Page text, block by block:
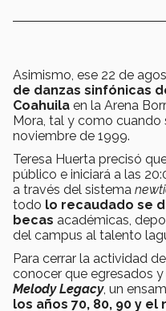
Asimismo, ese 22 de
de danzas sinfónicas
Coahuila en la Arena
Mora, tal y como cuando
noviembre de 1999.
Teresa Huerta precisó
público e iniciará a las
a través del sistema
todo lo recaudado se
becas académicas,
del campus al talento
Para cerrar la actividad
conocer que egresados
Melody Legacy, un
los años 70, 80, 90 y el